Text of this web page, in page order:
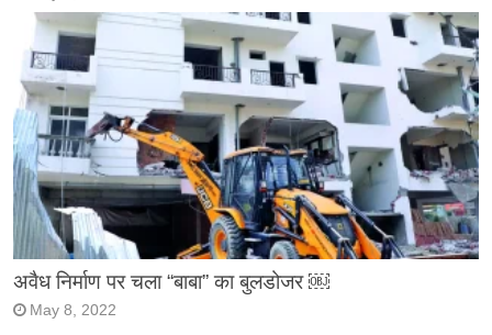
अवैध निर्माण पर चला “बाबा” का बुलडोजर ￼
May 8, 2022